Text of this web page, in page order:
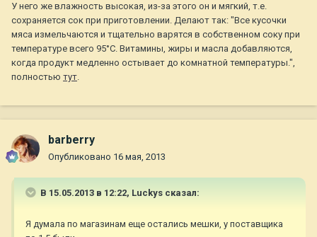
У него же влажность высокая, из-за этого он и мягкий, т.е.
сохраняется сок при приготовлении. Делают так: "Все кусочки
мяса измельчаются и тщательно варятся в собственном соку при
температуре всего 95°C. Витамины, жиры и масла добавляются,
когда продукт медленно остывает до комнатной температуры.",
полностью тут.
barberry
Опубликовано 16 мая, 2013
В 15.05.2013 в 12:22, Luckys сказал:
Я думала по магазинам еще остались мешки, у поставщика